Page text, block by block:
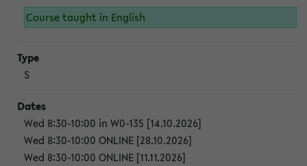
Course taught in English
S
Wed 8:30-10:00 in W0-135 [14.10.2026]
Wed 8:30-10:00 ONLINE [28.10.2026]
Wed 8:30-10:00 ONLINE [11.11.2026]